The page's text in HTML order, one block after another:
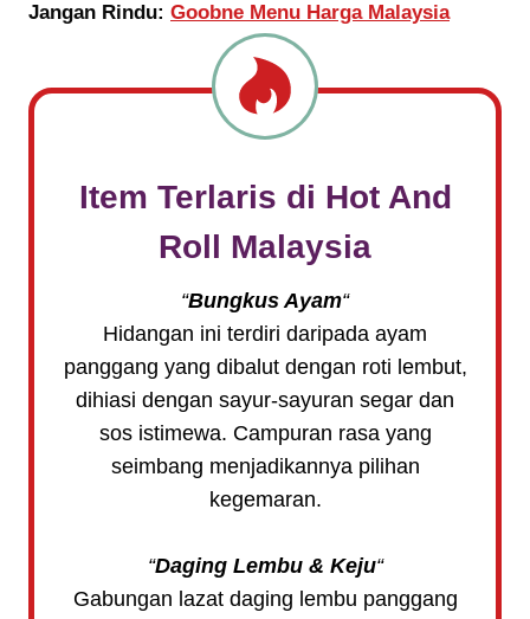
Jangan Rindu: Goobne Menu Harga Malaysia
Item Terlaris di Hot And
Roll
Malaysia
“Bungkus Ayam“
Hidangan ini terdiri daripada ayam
panggang yang dibalut dengan roti lembut,
dihiasi dengan sayur-sayuran segar dan
sos istimewa. Campuran rasa yang
seimbang menjadikannya pilihan
kegemaran.
“Daging Lembu & Keju“
Gabungan lazat daging lembu panggang